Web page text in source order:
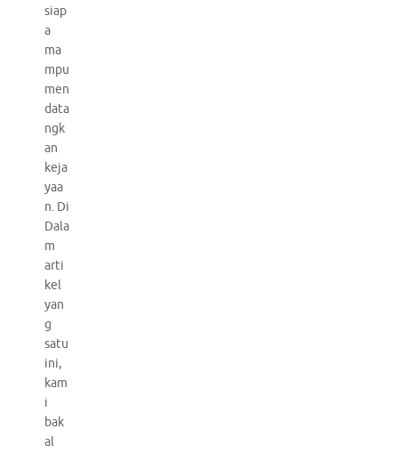
siap
a
ma
mpu
men
data
ngk
an
keja
yaa
n. Di
Dala
m
arti
kel
yan
g
satu
ini,
kam
i
bak
al